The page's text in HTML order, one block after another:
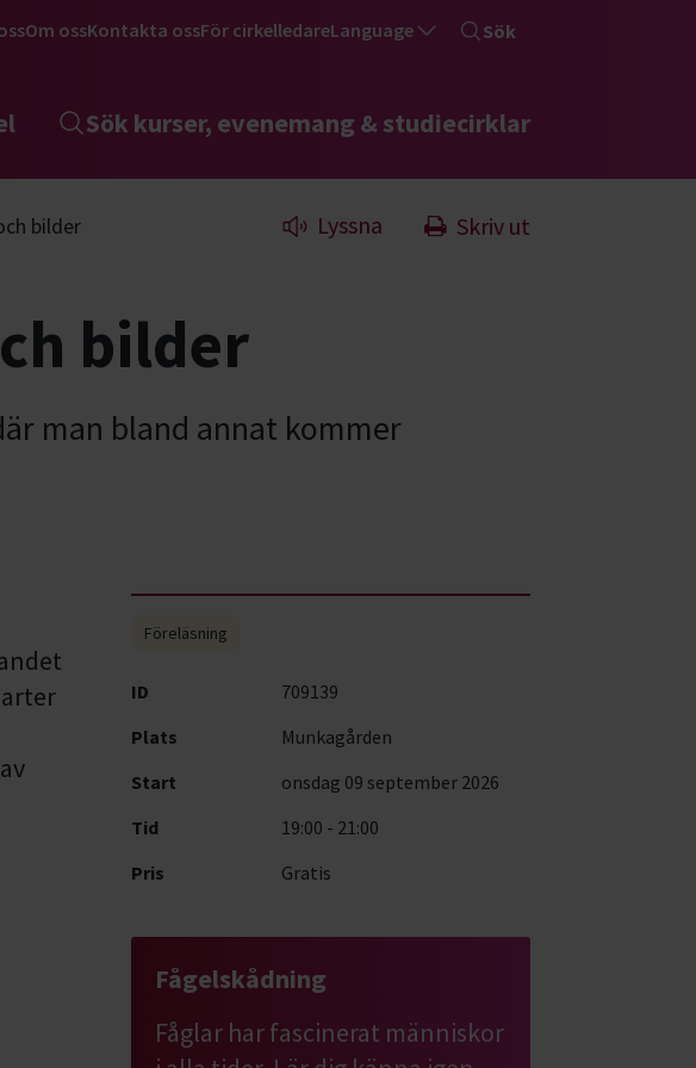
Om ossKontakta ossFör cirkelledareLanguage Sök
Sök kurser, evenemang & studiecirklar
bilder Lyssna Skriv ut
bilder
man bland annat kommer
Föreläsning
ID
709139
Plats
Munkagården
Start
onsdag 09 september 2026
Tid
19:00 - 21:00
Pris
Gratis
Fågelskådning
Fåglar har fascinerat människor